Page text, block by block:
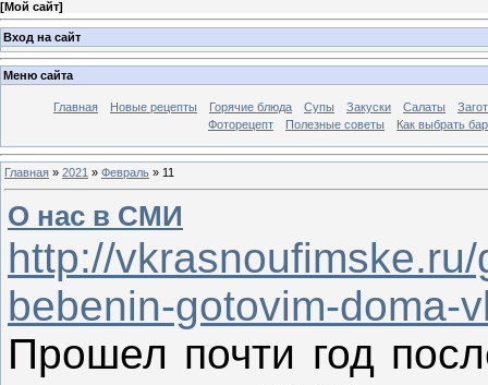
[Мой сайт]
Вход на сайт
Меню сайта
Главная Новые рецепты Горячие блюда Супы Закуски Салаты
Фоторецепт
Полезные советы Как выбрать
Главная » 2021 » Февраль » 11
О нас в СМИ
http://
bebenin-gotovim-doma-
Прошел почти год